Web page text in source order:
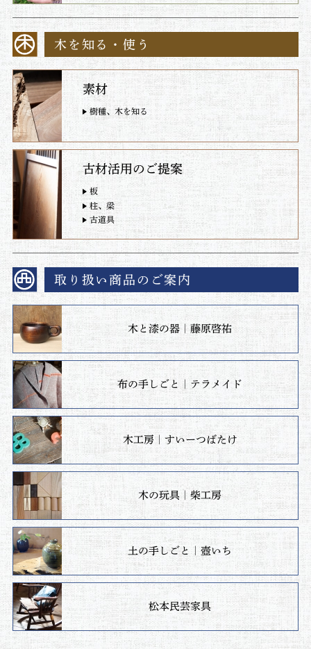
木を知る・使う
素材
樹種、木を知る
古材活用のご提案
板
柱、梁
古道具
取り扱い商品のご案内
木と漆の器｜藤原啓祐
布の手しごと｜テラメイド
木工房｜すいーつばたけ
木の玩具｜柴工房
土の手しごと｜壺いち
松本民芸家具